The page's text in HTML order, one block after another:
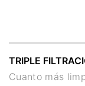
TRIPLE
Cuanto más